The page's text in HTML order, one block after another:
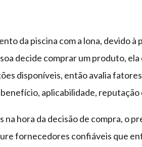
da piscina com a lona, devido à
decide comprar um produto, ela
disponíveis, então avalia
aplicabilidade, reputação
hora da decisão de compra, o
fornecedores confiáveis que